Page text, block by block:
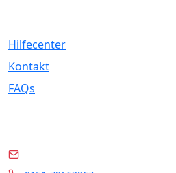
Hilfecenter
Kontakt
FAQs